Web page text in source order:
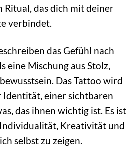
Ritual, das dich mit deiner
verbindet.
das Gefühl nach
eine Mischung aus Stolz,
Das Tattoo wird
Identität, einer sichtbaren
das ihnen wichtig ist. Es ist
Kreativität und
selbst zu zeigen.